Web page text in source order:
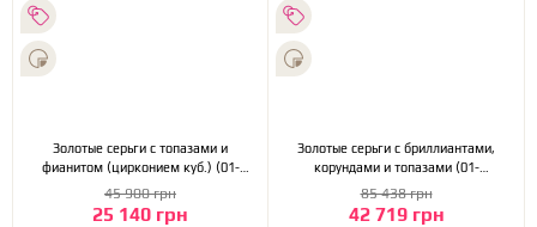
Золотые серьги с топазами и
фианитом (цирконием куб.) (01-
200530702)
25 140 грн
45 900 грн
Золотые серьги с бриллиантами,
корундами и топазами (01-
200473865)
42 719 грн
85 438 грн